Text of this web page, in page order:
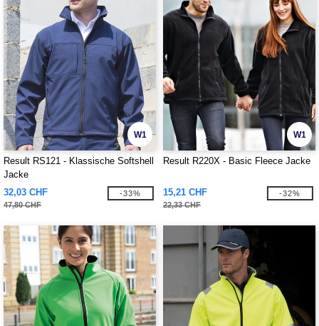
W1
Result RS121 - Klassische Softshell
Jacke
32,03 CHF
47,80 CHF
-33%
W1
Result R220X - Basic Fleece Jacke
15,21 CHF
22,33 CHF
-32%